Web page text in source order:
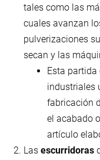
tales como las
cuales avanzan
pulverizaciones
secan y las
Esta
industriales
fabricación
el acabado
artículo
Las escurridoras